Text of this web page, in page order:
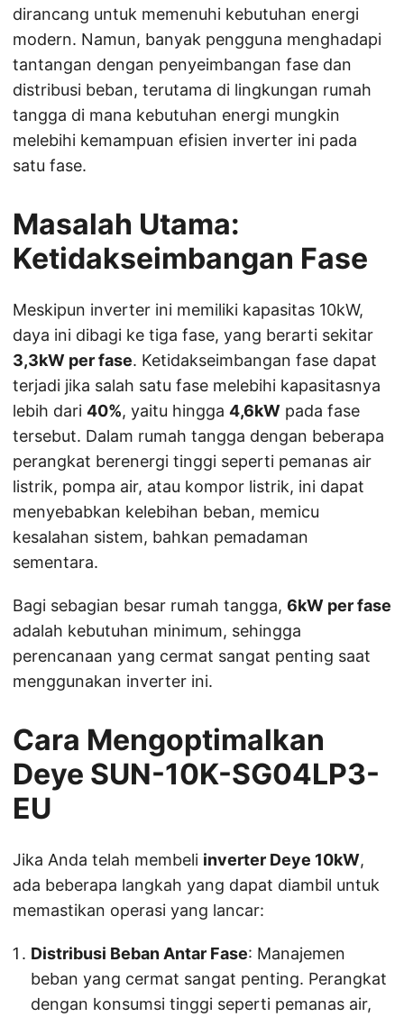
dirancang untuk memenuhi kebutuhan energi
modern. Namun, banyak pengguna menghadapi
tantangan dengan penyeimbangan fase dan
distribusi beban, terutama di lingkungan rumah
tangga di mana kebutuhan energi mungkin
melebihi kemampuan efisien inverter ini pada
satu fase.
Masalah Utama:
Ketidakseimbangan Fase
Meskipun inverter ini memiliki kapasitas 10kW,
daya ini dibagi ke tiga fase, yang berarti sekitar
3,3kW per fase. Ketidakseimbangan fase dapat
terjadi jika salah satu fase melebihi kapasitasnya
lebih dari 40%, yaitu hingga 4,6kW pada fase
tersebut. Dalam rumah tangga dengan beberapa
perangkat berenergi tinggi seperti pemanas air
listrik, pompa air, atau kompor listrik, ini dapat
menyebabkan kelebihan beban, memicu
kesalahan sistem, bahkan pemadaman
sementara.
Bagi sebagian besar rumah tangga, 6kW per fase
adalah kebutuhan minimum, sehingga
perencanaan yang cermat sangat penting saat
menggunakan inverter ini.
Cara Mengoptimalkan
Deye SUN-10K-SG04LP3-
EU
Jika Anda telah membeli inverter Deye 10kW,
ada beberapa langkah yang dapat diambil untuk
memastikan operasi yang lancar:
Distribusi Beban Antar Fase: Manajemen
beban yang cermat sangat penting. Perangkat
dengan konsumsi tinggi seperti pemanas air,